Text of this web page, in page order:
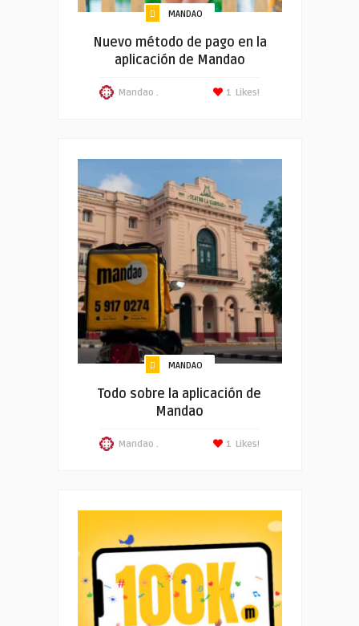
MANDAO
Nuevo método de pago en la
aplicación de Mandao
Mandao . Likes!
1
MANDAO
Todo sobre la aplicación de
Mandao
Mandao . Likes!
1